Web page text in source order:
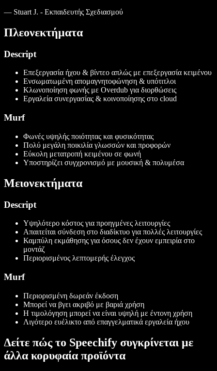
— Stuart J. - Εκπαιδευτής Σχεδιασμού
Πλεονεκτήματα
Descript
Επεξεργασία ήχου & βίντεο απλώς με επεξεργασία κειμένου
Ενσωματωμένη απομαγνητοφώνηση & υπότιτλοι
Κλωνοποίηση φωνής με Overdub για διορθώσεις
Εργαλεία συνεργασίας & κοινοποίησης στο cloud
Murf
Φωνές υψηλής ποιότητας και φυσικότητας
Πολύ μεγάλη ποικιλία γλωσσών και προφορών
Εύκολη μετατροπή κειμένου σε φωνή
Υποστηρίζει συγχρονισμό με μουσική & πολυμέσα
Μειονεκτήματα
Descript
Υψηλότερο κόστος για προηγμένες λειτουργίες
Απαιτείται σύνδεση στο διαδίκτυο για πολλές λειτουργίες
Καμπύλη εκμάθησης για όσους δεν έχουν εμπειρία στο
μοντάζ
Περιορισμένος λεπτομερής έλεγχος
Murf
Περιορισμένη δωρεάν έκδοση
Μπορεί να βγει ακριβό με βαριά χρήση
Η τιμολόγηση μπορεί να είναι υψηλή με έντονη χρήση
Λιγότερο ευέλικτο από επαγγελματικά εργαλεία ήχου
Δείτε πώς το Speechify συγκρίνεται με
άλλα κορυφαία προϊόντα